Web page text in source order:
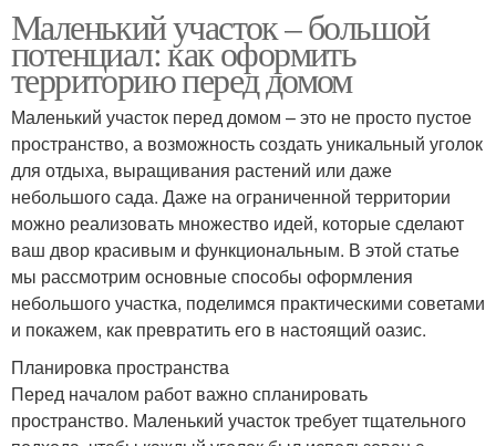
Маленький участок – большой
потенциал: как оформить
территорию перед домом
Маленький участок перед домом – это не просто пустое
пространство, а возможность создать уникальный уголок
для отдыха, выращивания растений или даже
небольшого сада. Даже на ограниченной территории
можно реализовать множество идей, которые сделают
ваш двор красивым и функциональным. В этой статье
мы рассмотрим основные способы оформления
небольшого участка, поделимся практическими советами
и покажем, как превратить его в настоящий оазис.
Планировка пространства
Перед началом работ важно спланировать
пространство. Маленький участок требует тщательного